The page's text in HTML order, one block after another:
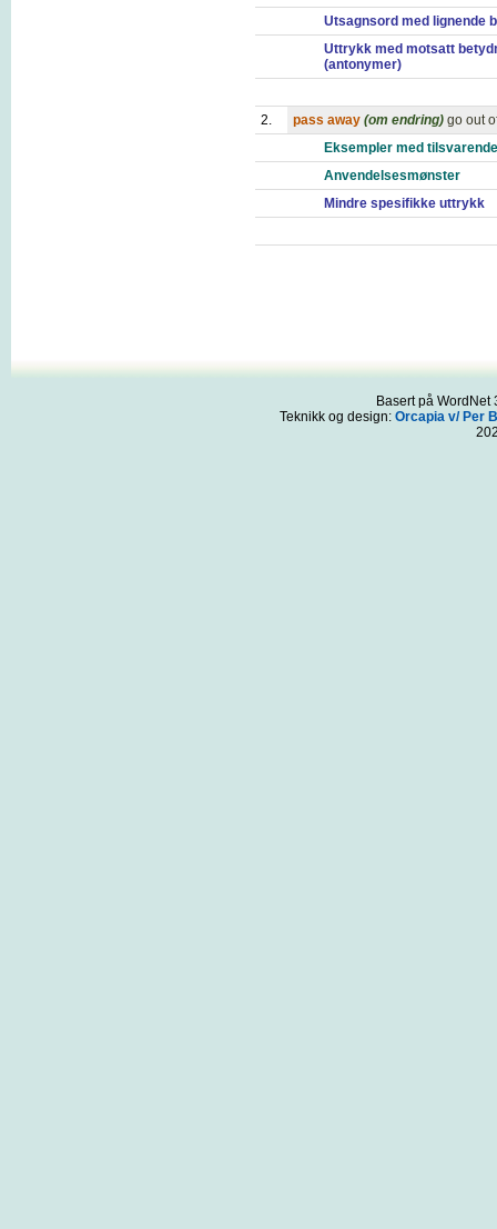
Utsagnsord med lignende
Uttrykk med motsatt
(antonymer)
2. pass away (om endring) go out
Eksempler med
Anvendelsesmønster
Mindre spesifikke uttrykk
Basert på
Teknikk og design: Orcapia v/ Per